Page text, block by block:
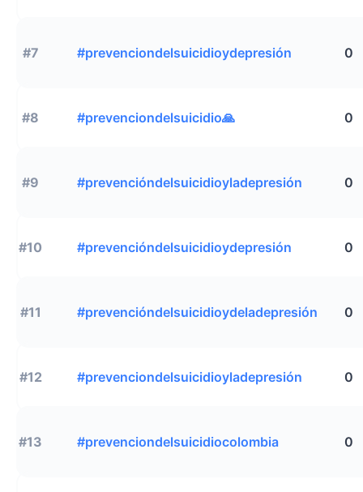
#7 #prevenciondelsuicidioydepresión 0
#8 #prevenciondelsuicidio🙏 0
#9 #prevencióndelsuicidioyladepresión 0
#10 #prevencióndelsuicidioydepresión 0
#11 #prevencióndelsuicidioydeladepresión 0
#12 #prevenciondelsuicidioyladepresión 0
#13 #prevenciondelsuicidiocolombia 0